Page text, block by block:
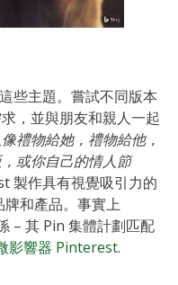
些主題。嘗試不同版本
，並與朋友和親人一起
像禮物給她，禮物給他，
或你自己的情人節
製作具有視覺吸引力的
和產品。事實上
– 其 Pin 集體計劃匹配
影響器 Pinterest.